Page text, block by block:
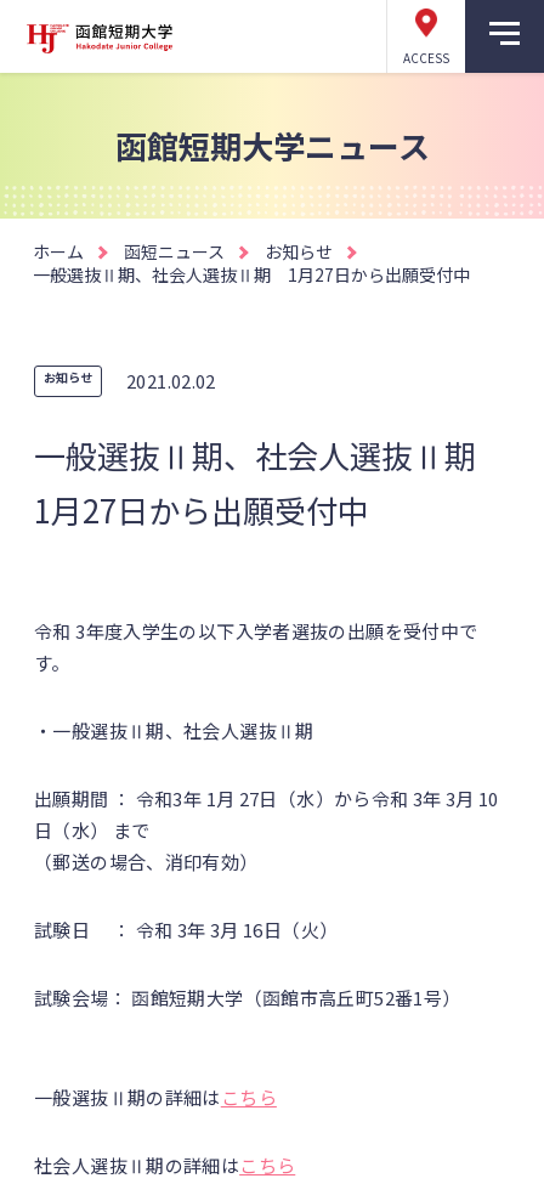
ACCESS
函館短期大学ニュース
ホーム 函短ニュース
お知らせ
一般選抜Ⅱ期、社会人選抜Ⅱ期 1月27日から出願受付中
お知らせ 2021.02.02
一般選抜Ⅱ期、社会人選抜Ⅱ期
1月27日から出願受付中
令和 3年度入学生の以下入学者選抜の出願を受付中で
す。
・一般選抜Ⅱ期、社会人選抜Ⅱ期
出願期間 ： 令和3年 1月 27日（水）から令和 3年 3月 10
日（水） まで
（郵送の場合、消印有効）
試験日 ： 令和 3年 3月 16日（火）
試験会場： 函館短期大学（函館市高丘町52番1号）
一般選抜Ⅱ期の詳細は こちら
社会人選抜Ⅱ期の詳細はこちら